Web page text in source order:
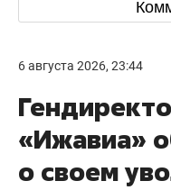
6 августа 2026, 23:44
«Ижавиа»
о своем